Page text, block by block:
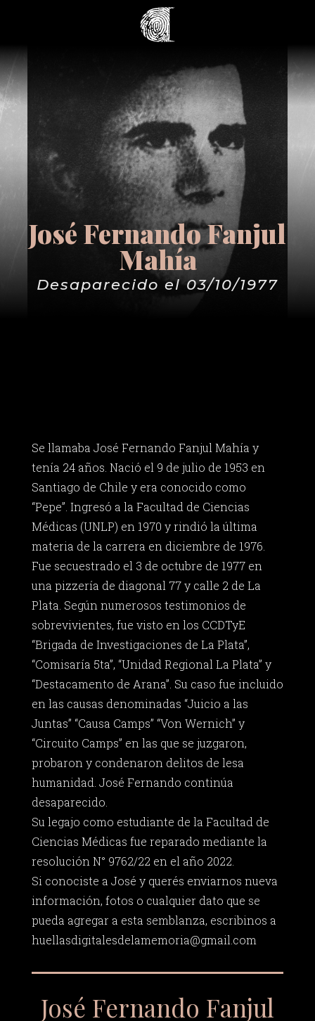
José Fernando Fanjul
Mahía
Desaparecido el 03/10/1977
Se llamaba José Fernando Fanjul Mahía y
tenía 24 años. Nació el 9 de julio de 1953 en
Santiago de Chile y era conocido como
“Pepe”. Ingresó a la Facultad de Ciencias
Médicas (UNLP) en 1970 y rindió la última
materia de la carrera en diciembre de 1976.
Fue secuestrado el 3 de octubre de 1977 en
una pizzería de diagonal 77 y calle 2 de La
Plata. Según numerosos testimonios de
sobrevivientes, fue visto en los CCDTyE
“Brigada de Investigaciones de La Plata”,
“Comisaría 5ta”, “Unidad Regional La Plata” y
“Destacamento de Arana”. Su caso fue incluido
en las causas denominadas “Juicio a las
Juntas” “Causa Camps” “Von Wernich” y
“Circuito Camps” en las que se juzgaron,
probaron y condenaron delitos de lesa
humanidad. José Fernando continúa
desaparecido.
Su legajo como estudiante de la Facultad de
Ciencias Médicas fue reparado mediante la
resolución N° 9762/22 en el año 2022.
Si conociste a José y querés enviarnos nueva
información, fotos o cualquier dato que se
pueda agregar a esta semblanza, escribinos a
huellasdigitalesdelamemoria@gmail.com
José Fernando Fanjul